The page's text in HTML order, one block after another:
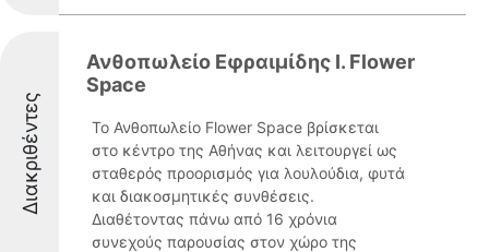
Διακριθέντες
Ανθοπωλείο Εφραιμίδης Ι. Flower
Space
Το Ανθοπωλείο Flower Space βρίσκεται
στο κέντρο της Αθήνας και λειτουργεί ως
σταθερός προορισμός για λουλούδια, φυτά
και διακοσμητικές συνθέσεις.
Διαθέτοντας πάνω από 16 χρόνια
συνεχούς παρουσίας στον χώρο της